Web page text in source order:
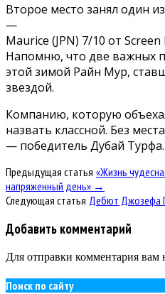
Второе место занял один
—
Maurice (JPN) 7/10 от Screen
Напомню, что две важных
этой зимой Райн Мур,
звездой.
Компанию, которую
назвать классной. Без
— победитель Дубай Турфа.
Предыдущая статья «Жизнь
напряженный день» →
Следующая статья Дебют Джозефа
Добавить комментарий
Для отправки комментария вам
Поиск по сайту